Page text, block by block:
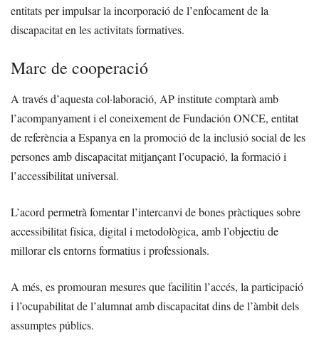
entitats per impulsar la incorporació de l’enfocament de la
discapacitat en les activitats formatives.
Marc de cooperació
A través d’aquesta col·laboració, AP institute comptarà amb
l’acompanyament i el coneixement de Fundación ONCE, entitat
de referència a Espanya en la promoció de la inclusió social de les
persones amb discapacitat mitjançant l’ocupació, la formació i
l’accessibilitat universal.
L’acord permetrà fomentar l’intercanvi de bones pràctiques sobre
accessibilitat física, digital i metodològica, amb l’objectiu de
millorar els entorns formatius i professionals.
A més, es promouran mesures que facilitin l’accés, la participació
i l’ocupabilitat de l’alumnat amb discapacitat dins de l’àmbit dels
assumptes públics.